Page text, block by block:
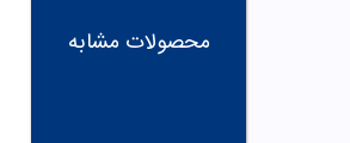
محصولات مشابه